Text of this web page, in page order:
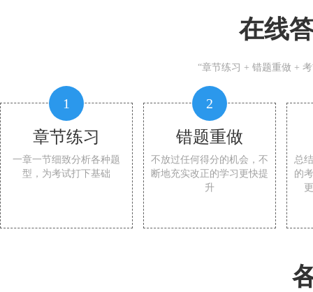
在线
“章节练习 + 错题重做 +
1
章节练习
一章一节细致分析各种题
型，为考试打下基础
2
错题重做
不放过任何得分的机会，不
断地充实改正的学习更快提
升
总
的